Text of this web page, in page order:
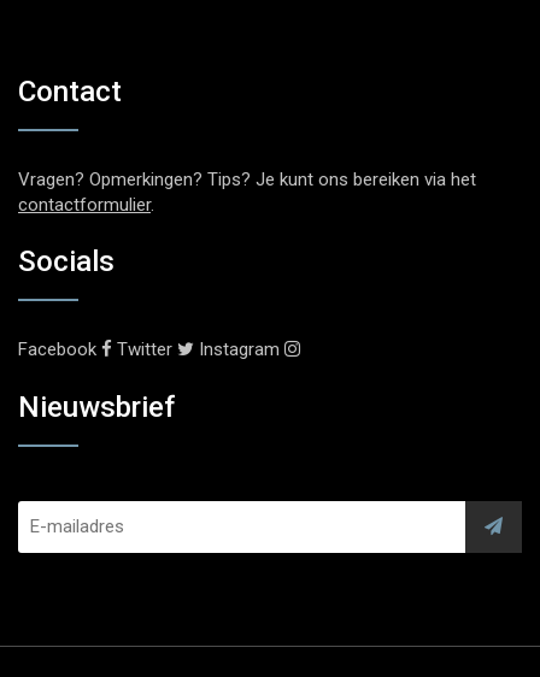
Contact
Vragen? Opmerkingen? Tips? Je kunt ons bereiken via het
contactformulier.
Socials
Facebook Twitter Instagram
Nieuwsbrief